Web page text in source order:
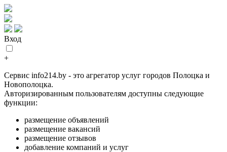
Вход
+
Сервис info214.by - это агрегатор услуг городов Полоцка и
Новополоцка.
Авторизированным пользователям доступны следующие
функции:
размещение объявлений
размещение вакансий
размещение отзывов
добавление компаний и услуг